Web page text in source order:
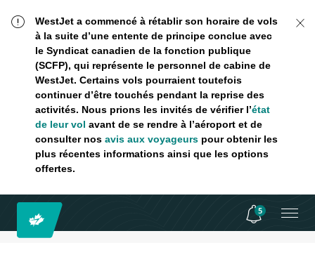
WestJet a commencé à rétablir son horaire de vols
à la suite d’une entente de principe conclue avec
le Syndicat canadien de la fonction publique
(SCFP), qui représente le personnel de cabine de
WestJet. Certains vols pourraient toutefois
continuer d’être touchés pendant la reprise des
activités. Nous prions les invités de vérifier l’état
de leur vol avant de se rendre à l’aéroport et de
consulter nos avis aux voyageurspour obtenir les
plus récentes informations ainsi que les options
offertes.
5